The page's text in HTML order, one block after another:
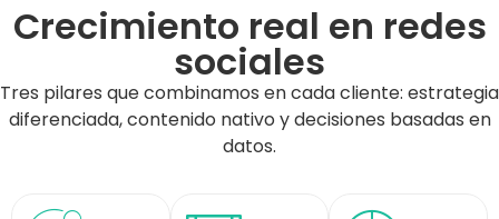
Crecimiento real en redes
sociales
Tres pilares que combinamos en cada cliente: estrategia
diferenciada, contenido nativo y decisiones basadas en
datos.